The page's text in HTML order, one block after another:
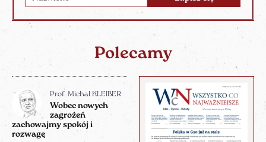
Polecamy
Prof. Michał KLEIBER
Wobec nowych
zagrożeń
zachowajmy spokój i
rozwagę